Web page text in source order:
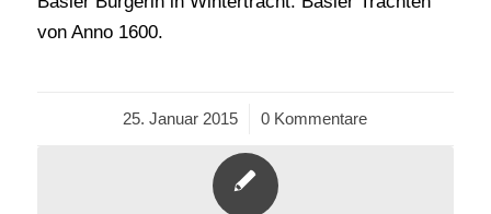
von Anno 1600.
25. Januar 2015
/ 0 Kommentare